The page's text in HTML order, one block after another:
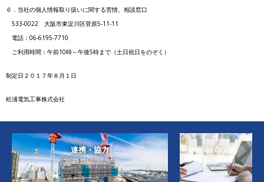
６．当社の個人情報取り扱いに関する苦情、相談窓口
533-0022 大阪市東淀川区菅原5-11-11
電話：06-6195-7710
ご利用時間：午前10時～午後5時まで（土日祝日をのぞく）
制定日２０１７年８月１日
松浦電気工事株式会社
連携・協力 BLOG